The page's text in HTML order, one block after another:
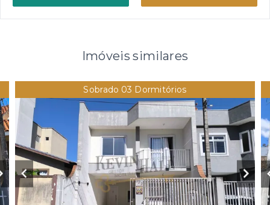
Imóveis similares
Sobrado 03 Dormitórios